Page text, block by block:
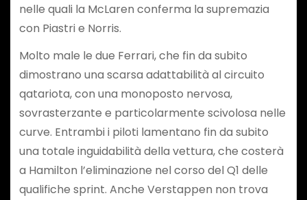
nelle quali la McLaren conferma la supremazia
con Piastri e Norris.
Molto male le due Ferrari, che fin da subito
dimostrano una scarsa adattabilità al circuito
qatariota, con una monoposto nervosa,
sovrasterzante e particolarmente scivolosa nelle
curve. Entrambi i piloti lamentano fin da subito
una totale inguidabilità della vettura, che costerà
a Hamilton l’eliminazione nel corso del Q1 delle
qualifiche sprint. Anche Verstappen non trova